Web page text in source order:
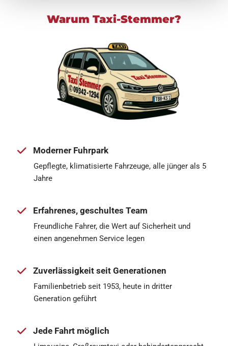
Warum Taxi-Stemmer?
Moderner Fuhrpark
Gepflegte, klimatisierte Fahrzeuge, alle jünger als 5
Jahre
Erfahrenes, geschultes Team
Freundliche Fahrer, die Wert auf Sicherheit und
einen angenehmen Service legen
Zuverlässigkeit seit Generationen
Familienbetrieb seit 1953, heute in dritter
Generation geführt
Jede Fahrt möglich